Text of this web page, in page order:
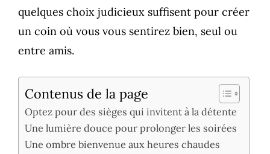
quelques choix judicieux suffisent pour créer
un coin où vous vous sentirez bien, seul ou
entre amis.
Contenus de la page
Optez pour des sièges qui invitent à la détente
Une lumière douce pour prolonger les soirées
Une ombre bienvenue aux heures chaudes